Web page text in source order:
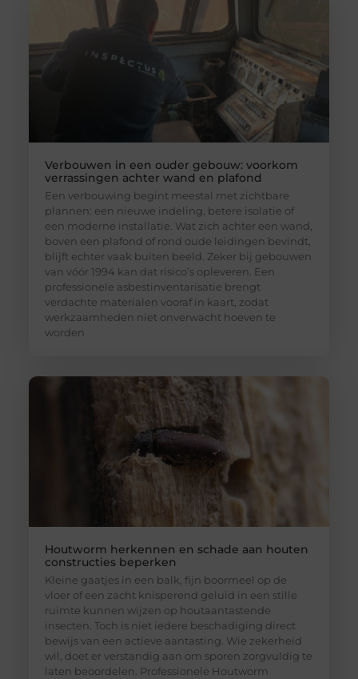
Verbouwen in een ouder gebouw: voorkom
verrassingen achter wand en plafond
Een verbouwing begint meestal met zichtbare
plannen: een nieuwe indeling, betere isolatie of
een moderne installatie. Wat zich achter een wand,
boven een plafond of rond oude leidingen bevindt,
blijft echter vaak buiten beeld. Zeker bij gebouwen
van vóór 1994 kan dat risico’s opleveren. Een
professionele asbestinventarisatie brengt
verdachte materialen vooraf in kaart, zodat
werkzaamheden niet onverwacht hoeven te
worden
Houtworm herkennen en schade aan houten
constructies beperken
Kleine gaatjes in een balk, fijn boormeel op de
vloer of een zacht knisperend geluid in een stille
ruimte kunnen wijzen op houtaantastende
insecten. Toch is niet iedere beschadiging direct
bewijs van een actieve aantasting. Wie zekerheid
wil, doet er verstandig aan om sporen zorgvuldig te
laten beoordelen. Professionele Houtworm